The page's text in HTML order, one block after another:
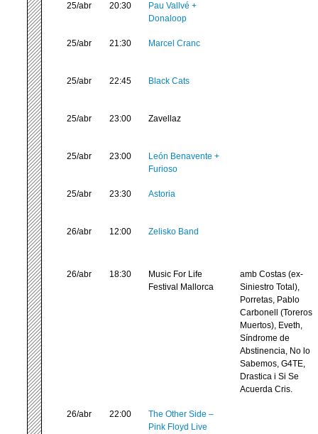
25/abr
20:30
Pau Vallvé +
Donaloop
25/abr 21:30 Marcel Cranc
25/abr 22:45 Black Cats
25/abr 23:00 Zavellaz
25/abr 23:00
León Benavente +
Furioso
25/abr 23:30 Astoria
26/abr 12:00 Zelisko Band
26/abr 18:30
Music For Life
Festival Mallorca
amb Costas (ex-
Siniestro Total),
Porretas, Pablo
Carbonell (Toreros
Muertos), Eveth,
Síndrome de
Abstinencia, No lo
Sabemos, G4TE,
Drastica i Si Se
Acuerda Cris.
26/abr 22:00
The Other Side –
Pink Floyd Live